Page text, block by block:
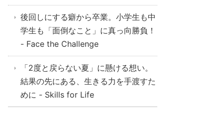
後回しにする癖から卒業。小学生も中
学生も「面倒なこと」に真っ向勝負！
- Face the Challenge
「2度と戻らない夏」に懸ける想い。
結果の先にある、生きる力を手渡すた
めに - Skills for Life